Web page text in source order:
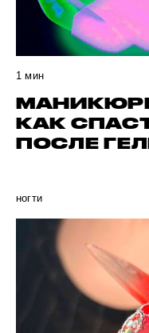
1 мин
КАК
ПОСЛЕ
ногти